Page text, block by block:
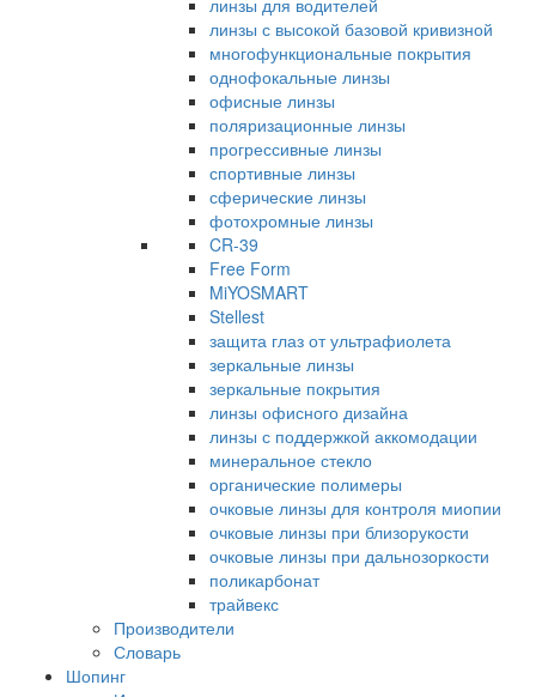
линзы для водителей
линзы с высокой базовой кривизной
многофункциональные покрытия
однофокальные линзы
офисные линзы
поляризационные линзы
прогрессивные линзы
спортивные линзы
сферические линзы
фотохромные линзы
CR-39
Free Form
MiYOSMART
Stellest
защита глаз от ультрафиолета
зеркальные линзы
зеркальные покрытия
линзы офисного дизайна
линзы с поддержкой аккомодации
минеральное стекло
органические полимеры
очковые линзы для контроля миопии
очковые линзы при близорукости
очковые линзы при дальнозоркости
поликарбонат
трайвекс
Производители
Словарь
Шопинг